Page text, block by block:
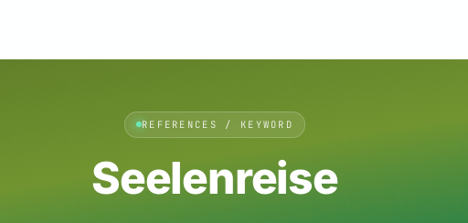
REFERENCES / KEYWORD
Seelenreise